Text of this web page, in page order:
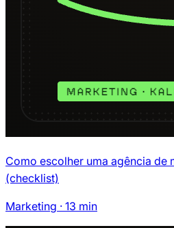
Como escolher uma agência de
(checklist)
Marketing · 13 min